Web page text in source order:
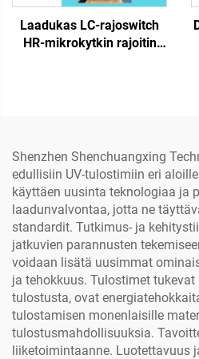
Laadukas LC-rajoswitch
HR-mikrokytkin rajoitin
Shenzhen Shenchuangxing
edullisiin UV-tulostimiin eri
käyttäen uusinta teknologiaa ja
laadunvalvontaa, jotta ne
standardit. Tutkimus- ja
jatkuvien parannusten
voidaan lisätä uusimmat
ja tehokkuus. Tulostimet tukevat
tulostusta, ovat
tulostamisen monenlaisille
tulostusmahdollisuuksia.
liiketoimintaanne. Luotettavuus